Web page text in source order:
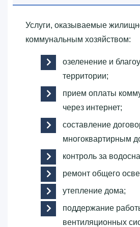
Услуги, оказываемые
коммунальным хозяйством:
озеленение и
территории;
прием оплаты
через интернет;
составление
многоквартирным
контроль за
ремонт общего
утепление дома;
поддержание
вентиляционных